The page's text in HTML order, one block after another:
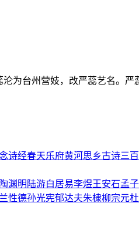
为台州营妓，改严蕊艺名。
诗经春天乐府黄河思乡古诗三百
陶渊明 陆游白居易李煜王安石孟子
性德孙光宪郁达夫朱棣柳宗元